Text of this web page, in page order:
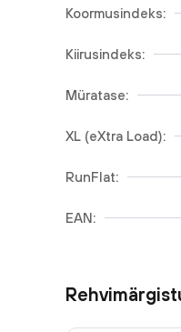
Koormusindeks:
Kiirusindeks:
Müratase:
XL (eXtra Load):
RunFlat:
EAN: